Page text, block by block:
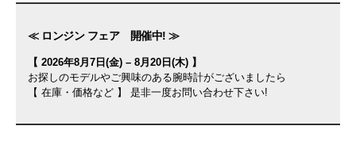
≪ ロンジン フェア 開催中! ≫
【 2026年8月7日(金) – 8月20日(木) 】
お探しのモデルやご興味のある腕時計がございましたら
【 在庫・価格など 】 是非一度お問い合わせ下さい!